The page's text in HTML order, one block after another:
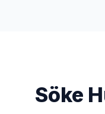
Söke